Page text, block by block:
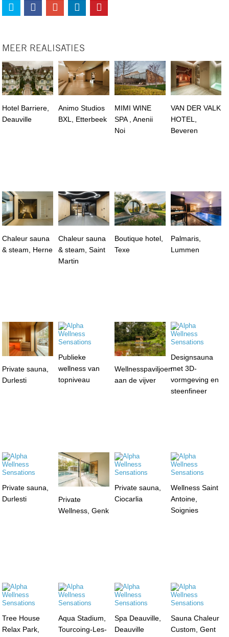
MEER REALISATIES
Hotel Barriere,
Deauville
Animo Studios
BXL, Etterbeek
MIMI WINE
SPA , Anenii
Noi
VAN DER VALK
HOTEL,
Beveren
Chaleur sauna
& steam, Herne
Chaleur sauna
& steam, Saint
Martin
Boutique hotel,
Texe
Palmaris,
Lummen
Private sauna,
Durlesti
Publieke
wellness van
topniveau
Wellnesspaviljoen
aan de vijver
Designsauna
met 3D-
vormgeving en
steenfineer
Private sauna,
Durlesti
Private
Wellness, Genk
Private sauna,
Ciocarlia
Wellness Saint
Antoine,
Soignies
Tree House
Relax Park,
Aqua Stadium,
Tourcoing-Les-
Spa Deauville,
Deauville
Sauna Chaleur
Custom, Gent